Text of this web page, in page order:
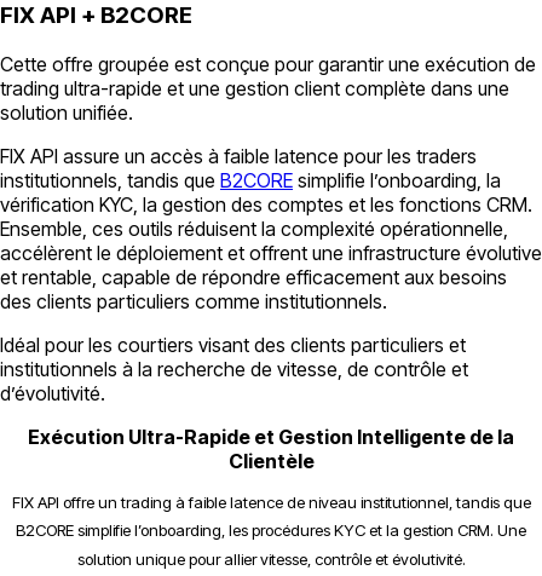
FIX API + B2CORE
Cette offre groupée est conçue pour garantir une exécution de
trading ultra-rapide et une gestion client complète dans une
solution unifiée.
FIX API assure un accès à faible latence pour les traders
institutionnels, tandis que B2CORE simplifie l’onboarding, la
vérification KYC, la gestion des comptes et les fonctions CRM.
Ensemble, ces outils réduisent la complexité opérationnelle,
accélèrent le déploiement et offrent une infrastructure évolutive
et rentable, capable de répondre efficacement aux besoins
des clients particuliers comme institutionnels.
Idéal pour les courtiers visant des clients particuliers et
institutionnels à la recherche de vitesse, de contrôle et
d’évolutivité.
Exécution Ultra-Rapide et Gestion Intelligente de la
Clientèle
FIX API offre un trading à faible latence de niveau institutionnel, tandis que
B2CORE simplifie l’onboarding, les procédures KYC et la gestion CRM. Une
solution unique pour allier vitesse, contrôle et évolutivité.